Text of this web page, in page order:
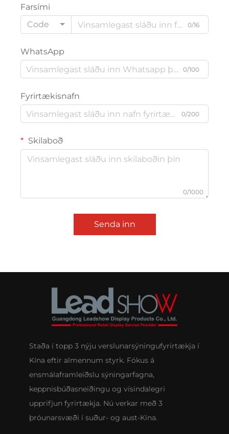
Farsími
Code
0/16
WhatsApp
0/100
Fyrirtækisnafn
0/200
Skilaboð
0/1000
Senda inn
Staða í topp 3 nýju verslunarsýningufyrirtækja í
Kína eftir almennum styrk. Fókus á
ensmálaframleiðslu sýningarfagna,
keppnisbúðasneiðingu og vísindalegri
upprifjun fyrirtækja. Nú verkar með 3
þróunarsvæði í suður- og aust-Kína.